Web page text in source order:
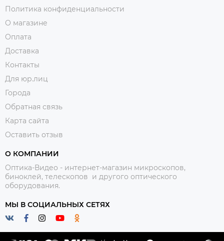
Политика конфиденциальности
О магазине
Оплата
Доставка
Контакты
Для юр.лиц
Города
Обратная связь
Карта сайта
Оставить отзыв
О КОМПАНИИ
Оптика-Видео - интернет-магазин микроскопов,
биноклей, телескопов и другого оптического
оборудования.
МЫ В СОЦИАЛЬНЫХ СЕТЯХ